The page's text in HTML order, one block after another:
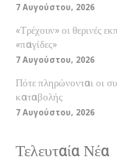
7 Αυγούστου, 2026
«Τρέχουν» οι θερινές
«παγίδες»
7 Αυγούστου, 2026
Πότε πληρώνονται οι
καταβολής
7 Αυγούστου, 2026
Τελευταία Νέα